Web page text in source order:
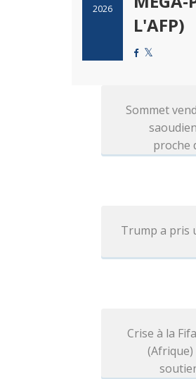
2026
L'AFP)
Sommet
proche
Trump a pris
Crise à la